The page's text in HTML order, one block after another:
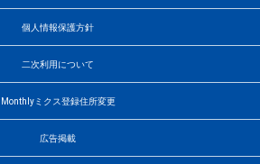
個人情報保護方針
二次利用について
Monthlyミクス登録住所変更
広告掲載